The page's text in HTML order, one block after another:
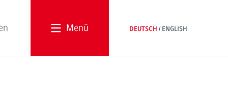
Menü DEUTSCH ENGLISH